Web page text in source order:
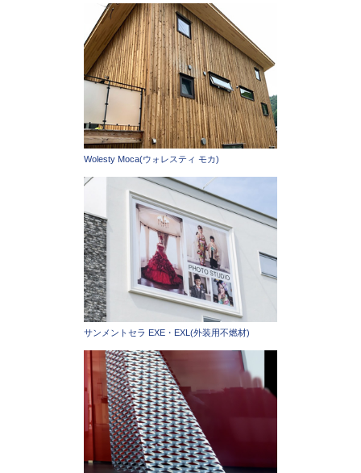
Wolesty Moca(ウォレスティ モカ)
サンメントセラ EXE・EXL(外装用不燃材)